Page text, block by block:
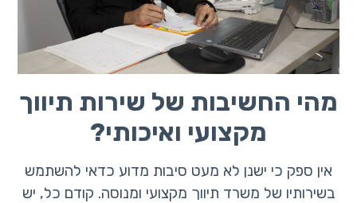
מהי החשיבות של שירות תיווך
מקצועי ואיכותי?
אין ספק כי ישנן לא מעט סיבות מדוע כדאי להשתמש
בשירותיו של משרד תיווך מקצועי ומנוסה. קודם כל, יש